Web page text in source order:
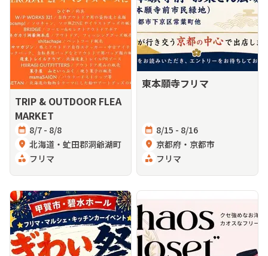
TRIP & OUTDOOR FLEA
MARKET
calendar_month 8/7 - 8/8
location_on 北海道・虻田郡洞爺湖町
category フリマ
東本願寺フリマ
calendar_month 8/15 - 8/16
location_on 京都府・京都市
category フリマ